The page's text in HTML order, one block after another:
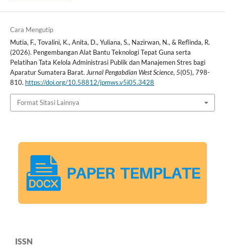
Cara Mengutip
Mutia, F., Tovalini, K., Anita, D., Yuliana, S., Nazirwan, N., & Reflinda, R.
(2026). Pengembangan Alat Bantu Teknologi Tepat Guna serta
Pelatihan Tata Kelola Administrasi Publik dan Manajemen Stres bagi
Aparatur Sumatera Barat. Jurnal Pengabdian West Science, 5(05), 798-
810. https://doi.org/10.58812/jpmws.v5i05.3428
Format Sitasi Lainnya
ISSN